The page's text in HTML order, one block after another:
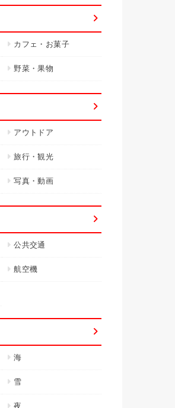
カフェ・お菓子
野菜・果物
アウトドア
旅行・観光
写真・動画
公共交通
航空機
海
雪
夜